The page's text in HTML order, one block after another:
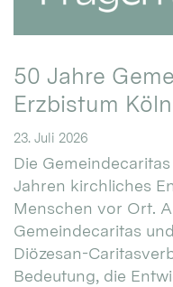
50 Jahre
Erzbistum Köln
23. Juli 2026
Die
Jahren kirchliches
Menschen vor Ort.
Gemeindecaritas
Diözesan-
Bedeutung, die